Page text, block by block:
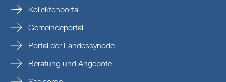
Kollektenportal
Gemeindeportal
Portal der Landessynode
Beratung und Angebote